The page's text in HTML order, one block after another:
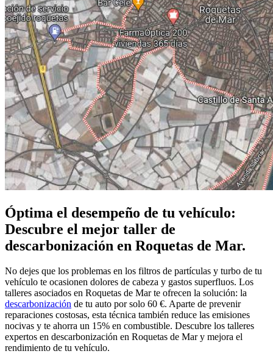
Óptima el desempeño de tu vehículo:
Descubre el mejor taller de
descarbonización en Roquetas de Mar.
No dejes que los problemas en los filtros de partículas y turbo de tu
vehículo te ocasionen dolores de cabeza y gastos superfluos. Los
talleres asociados en Roquetas de Mar te ofrecen la solución: la
descarbonización de tu auto por solo 60 €. Aparte de prevenir
reparaciones costosas, esta técnica también reduce las emisiones
nocivas y te ahorra un 15% en combustible. Descubre los talleres
expertos en descarbonización en Roquetas de Mar y mejora el
rendimiento de tu vehículo.